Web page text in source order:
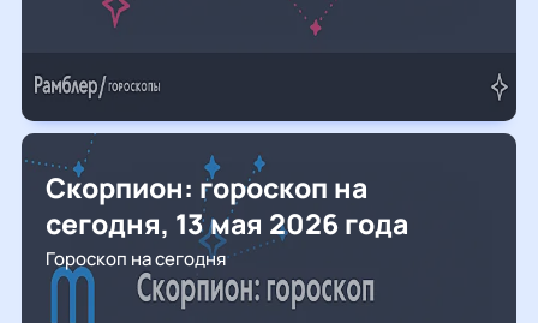
Скорпион: гороскоп на
сегодня, 13 мая 2026 года
Гороскоп на сегодня